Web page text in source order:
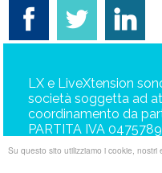
Su questo sito utilizziamo i cookie, nostri
LX e LiveXtension
società soggetta ad
coordinamento da
PARTITA IVA